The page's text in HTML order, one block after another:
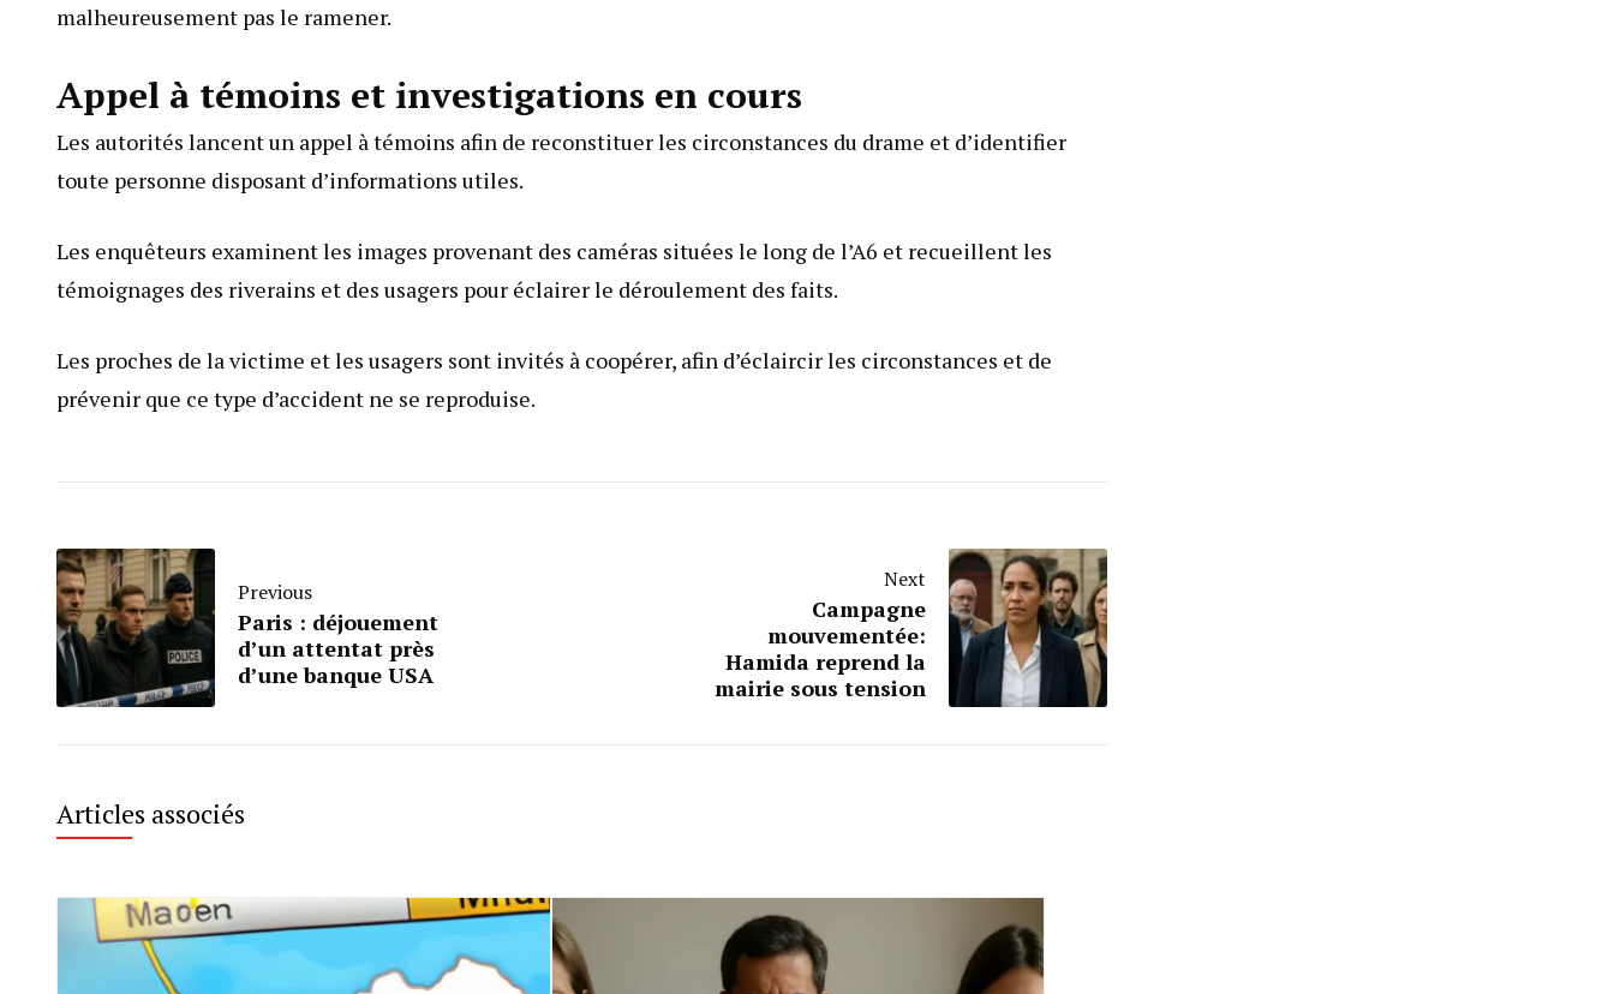
malheureusement pas le ramener.
Appel à témoins et investigations en cours
Les autorités lancent un appel à témoins afin de reconstituer les circonstances du drame et d’identifier
toute personne disposant d’informations utiles.
Les enquêteurs examinent les images provenant des caméras situées le long de l’A6 et recueillent les
témoignages des riverains et des usagers pour éclairer le déroulement des faits.
Les proches de la victime et les usagers sont invités à coopérer, afin d’éclaircir les circonstances et de
prévenir que ce type d’accident ne se reproduise.
Previous
Paris : déjouement
d’un attentat près
d’une banque USA
Next
Campagne
mouvementée:
Hamida reprend la
mairie sous tension
Articles associés